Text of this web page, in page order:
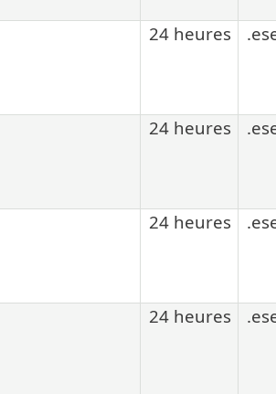
24 heures
24 heures
24 heures
24 heures